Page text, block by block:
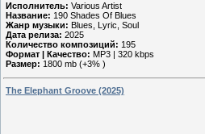
Исполнитель: Various Artist
Название: 190 Shades Of Blues
Жанр музыки: Blues, Lyric, Soul
Дата релиза: 2025
Количество композиций: 195
Формат | Качество: MP3 | 320 kbps
Размер: 1800 mb (+3% )
The Elephant Groove (2025)